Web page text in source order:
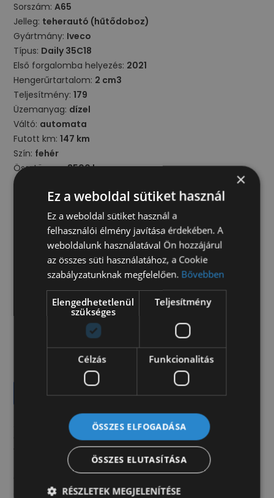
Sorszám:A65
Jelleg: teherautó (hűtődoboz)
Gyártmány: Iveco
Típus: Daily 35C18
Első forgalomba helyezés: 2021
Hengerűrtartalom: 2 cm3
Teljesítmény:179
Üzemanyag: dízel
Váltó: automata
Futott km:147 km
Szín: fehér
Össztömeg:3500 kg
centrálzár
szervokormány
Műszaki
adaptív tempomat
részecskeszűrő
Kérje értékesítőnk ajánlatát!
Ajánlatot kérek
A jármű külföldi partnerünk telephelyén található,
amelyet igény szerint behozunk, műszaki
vizsgáztatunk, felépítményezünk és forgalomba
helyezünk Önnek! Autóink mellé teljes körű lízing-
és forgalomba helyezési ügyintézést vállalunk.
Autóbeszámítás egyedi elbírálás alapján
×
Ez a weboldal sütiket használ
Ez a weboldal sütiket használ a
felhasználói élmény javítása érdekében. A
weboldalunk használatával Ön hozzájárul
az összes süti használatához, a Cookie
szabályzatunknak megfelelően. Bővebben
Elengedhetetlenül
szükséges
Teljesítmény
Célzás Funkcionalitás
ÖSSZES ELFOGADÁSA
ÖSSZES ELUTASÍTÁSA
RÉSZLETEK MEGJELENÍTÉSE